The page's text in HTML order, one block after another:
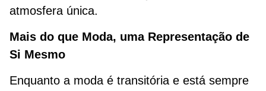
atmosfera única.
Mais do que Moda, uma Representação de
Si Mesmo
Enquanto a moda é transitória e está sempre